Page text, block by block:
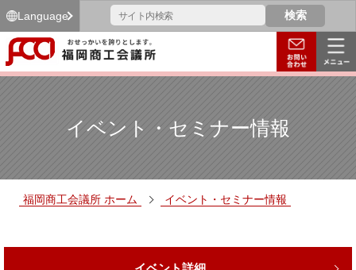
Language
イベント・セミナー情報
福岡商工会議所 ホーム イベント・セミナー情報